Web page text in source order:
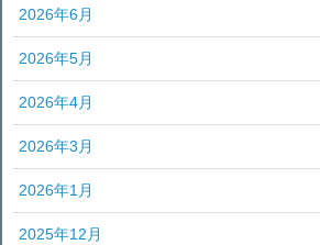
2026年6月
2026年5月
2026年4月
2026年3月
2026年1月
2025年12月